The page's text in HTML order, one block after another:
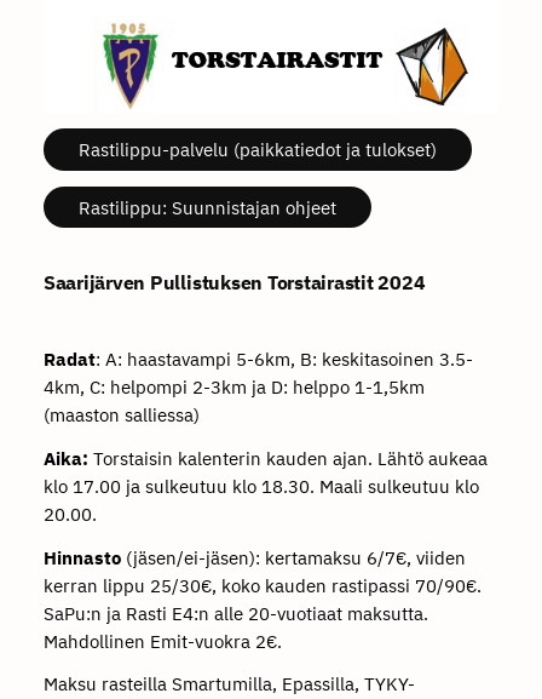
Rastilippu-palvelu (paikkatiedot ja tulokset)
Rastilippu: Suunnistajan ohjeet
Saarijärven Pullistuksen Torstairastit 2024
Radat: A: haastavampi 5-6km, B: keskitasoinen 3.5-
4km, C: helpompi 2-3km ja D: helppo 1-1,5km
(maaston salliessa)
Aika: Torstaisin kalenterin kauden ajan. Lähtö aukeaa
klo 17.00 ja sulkeutuu klo 18.30. Maali sulkeutuu klo
20.00.
Hinnasto (jäsen/ei-jäsen): kertamaksu 6/7€, viiden
kerran lippu 25/30€, koko kauden rastipassi 70/90€.
SaPu:n ja Rasti E4:n alle 20-vuotiaat maksutta.
Mahdollinen Emit-vuokra 2€.
Maksu rasteilla Smartumilla, Epassilla, TYKY-